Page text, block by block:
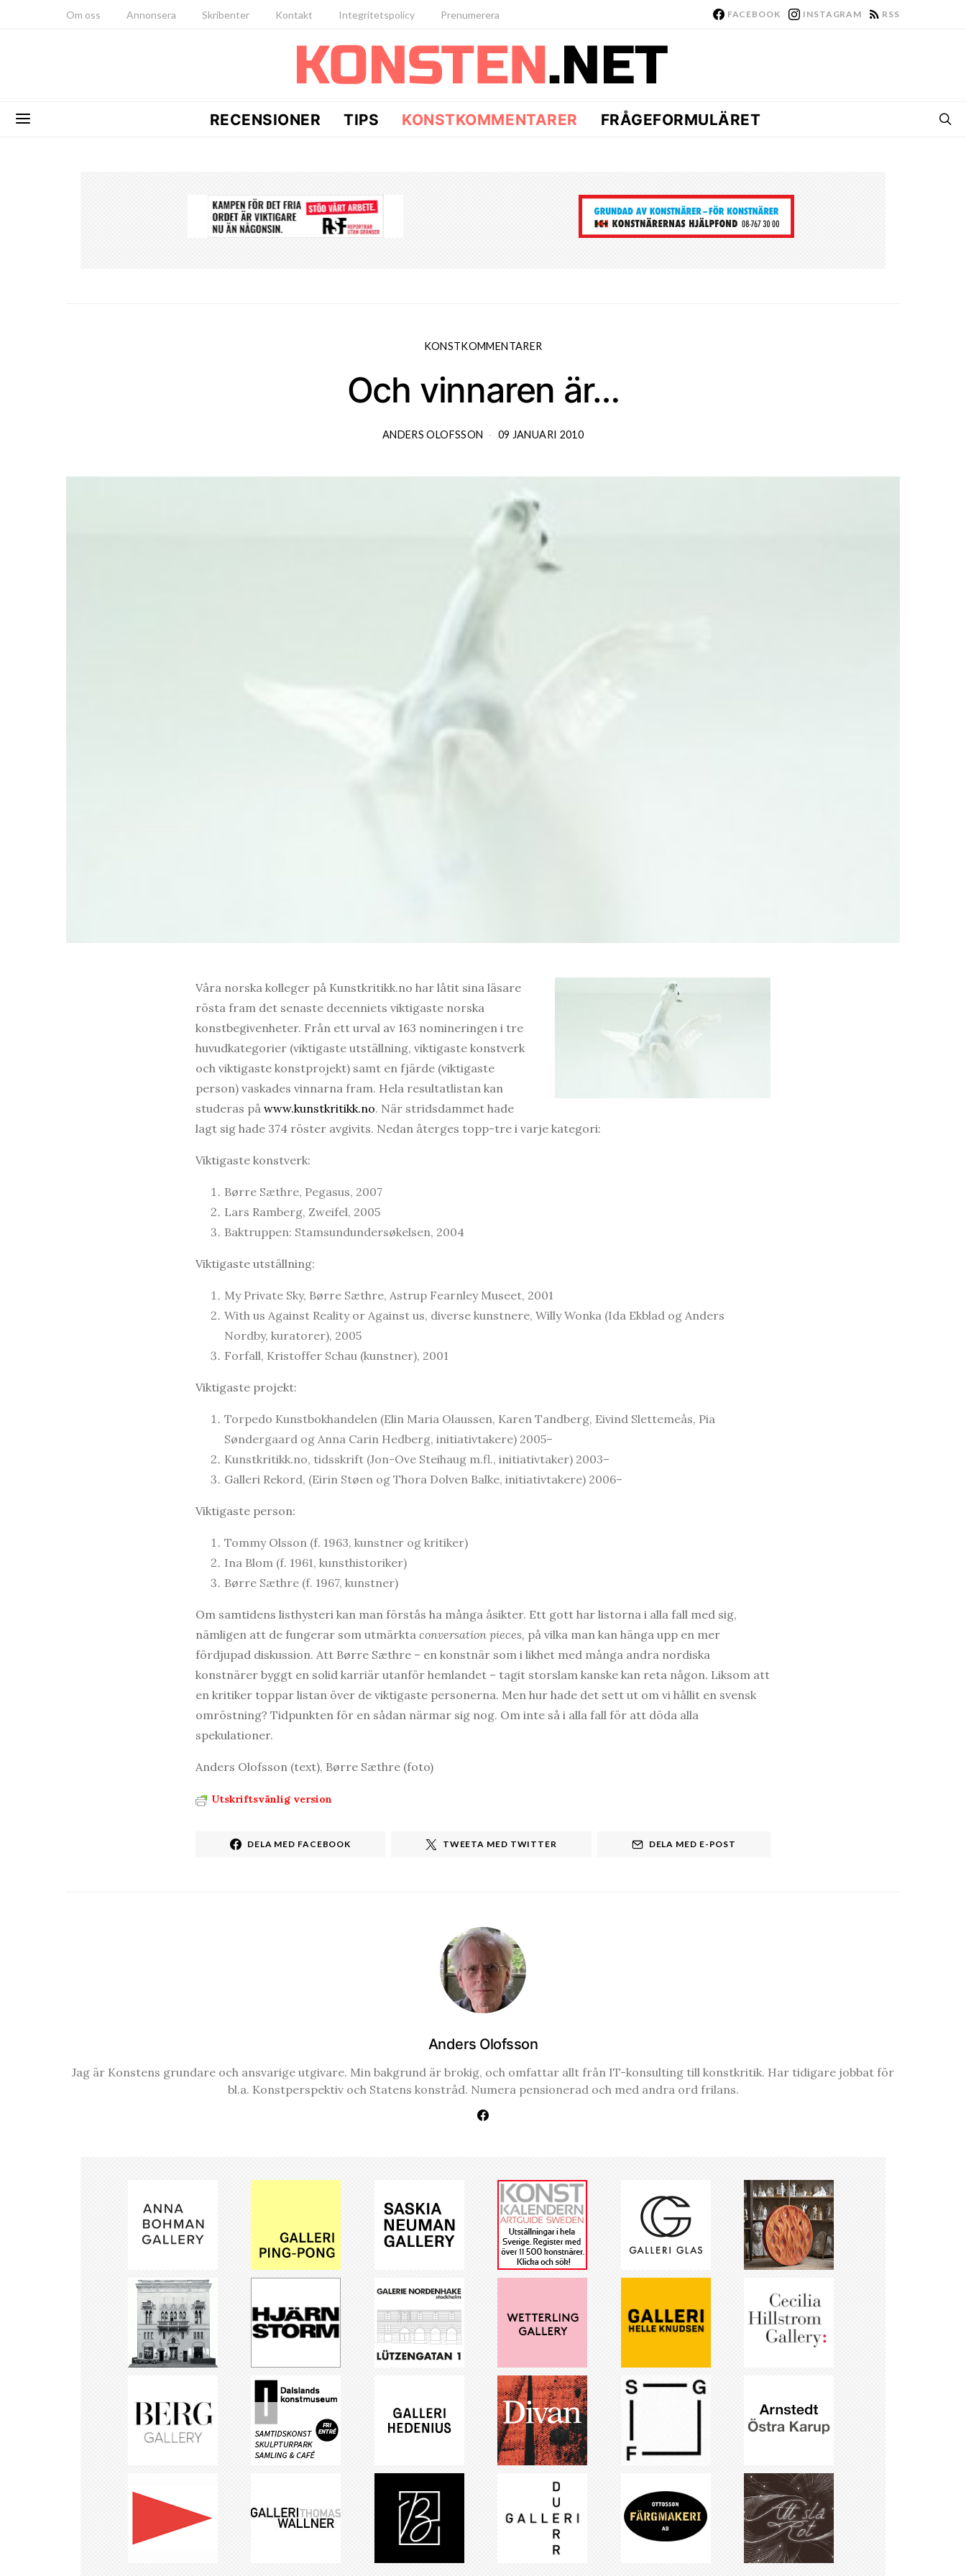
Om oss Annonsera Skribenter Kontakt Integritetspolicy Prenumerera FACEBOOK INSTAGRAM RSS
RECENSIONER TIPS KONSTKOMMENTARER FRÅGEFORMULÄRET
KONSTKOMMENTARER
Och vinnaren är…
ANDERS OLOFSSON 09 JANUARI 2010
Våra norska kolleger på Kunstkritikk.no har låtit sina läsare
rösta fram det senaste decenniets viktigaste norska
konstbegivenheter. Från ett urval av 163 nomineringen i tre
huvudkategorier (viktigaste utställning, viktigaste konstverk
och viktigaste konstprojekt) samt en fjärde (viktigaste
person) vaskades vinnarna fram. Hela resultatlistan kan
studeras på www.kunstkritikk.no. När stridsdammet hade
lagt sig hade 374 röster avgivits. Nedan återges topp-tre i varje kategori:
Viktigaste konstverk:
Børre Sæthre, Pegasus, 2007
Lars Ramberg, Zweifel, 2005
Baktruppen: Stamsundundersøkelsen, 2004
Viktigaste utställning:
My Private Sky, Børre Sæthre, Astrup Fearnley Museet, 2001
With us Against Reality or Against us, diverse kunstnere, Willy Wonka (Ida Ekblad og Anders
Nordby, kuratorer), 2005
Forfall, Kristoffer Schau (kunstner), 2001
Viktigaste projekt:
Torpedo Kunstbokhandelen (Elin Maria Olaussen, Karen Tandberg, Eivind Slettemeås, Pia
Søndergaard og Anna Carin Hedberg, initiativtakere) 2005–
Kunstkritikk.no, tidsskrift (Jon-Ove Steihaug m.fl., initiativtaker) 2003–
Galleri Rekord, (Eirin Støen og Thora Dolven Balke, initiativtakere) 2006–
Viktigaste person:
Tommy Olsson (f. 1963, kunstner og kritiker)
Ina Blom (f. 1961, kunsthistoriker)
Børre Sæthre (f. 1967, kunstner)
Om samtidens listhysteri kan man förstås ha många åsikter. Ett gott har listorna i alla fall med sig,
nämligen att de fungerar som utmärkta conversation pieces, på vilka man kan hänga upp en mer
fördjupad diskussion. Att Børre Sæthre – en konstnär som i likhet med många andra nordiska
konstnärer byggt en solid karriär utanför hemlandet – tagit storslam kanske kan reta någon. Liksom att
en kritiker toppar listan över de viktigaste personerna. Men hur hade det sett ut om vi hållit en svensk
omröstning? Tidpunkten för en sådan närmar sig nog. Om inte så i alla fall för att döda alla
spekulationer.
Anders Olofsson (text), Børre Sæthre (foto)
Utskriftsvänlig version
DELA MED FACEBOOK TWEETA MED TWITTER DELA MED E-POST
Anders Olofsson
Jag är Konstens grundare och ansvarige utgivare. Min bakgrund är brokig, och omfattar allt från IT-konsulting till konstkritik. Har tidigare jobbat för
bl.a. Konstperspektiv och Statens konstråd. Numera pensionerad och med andra ord frilans.